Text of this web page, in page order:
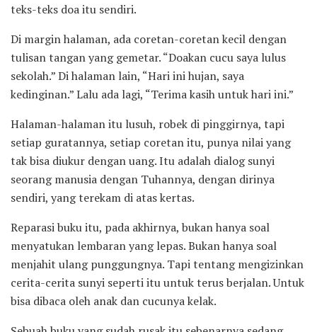
teks-teks doa itu sendiri.
Di margin halaman, ada coretan-coretan kecil dengan
tulisan tangan yang gemetar. “Doakan cucu saya lulus
sekolah.” Di halaman lain, “Hari ini hujan, saya
kedinginan.” Lalu ada lagi, “Terima kasih untuk hari ini.”
Halaman-halaman itu lusuh, robek di pinggirnya, tapi
setiap guratannya, setiap coretan itu, punya nilai yang
tak bisa diukur dengan uang. Itu adalah dialog sunyi
seorang manusia dengan Tuhannya, dengan dirinya
sendiri, yang terekam di atas kertas.
Reparasi buku itu, pada akhirnya, bukan hanya soal
menyatukan lembaran yang lepas. Bukan hanya soal
menjahit ulang punggungnya. Tapi tentang mengizinkan
cerita-cerita sunyi seperti itu untuk terus berjalan. Untuk
bisa dibaca oleh anak dan cucunya kelak.